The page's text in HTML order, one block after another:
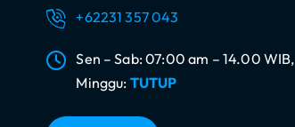
+62231 357 043
Sen – Sab: 07:00 am – 14.00 WIB,
Minggu: TUTUP